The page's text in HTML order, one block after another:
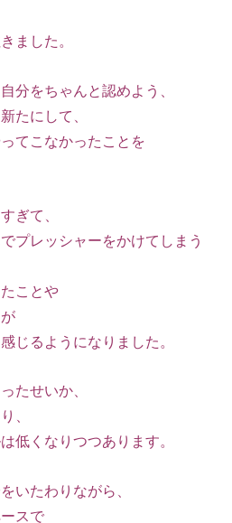
ました。
分をちゃんと認めよう、
たにして、
てこなかったことを
ぎて、
プレッシャーをかけてしまう
ことや
じるようになりました。
たせいか、
、
低くなりつつあります。
いたわりながら、
スで